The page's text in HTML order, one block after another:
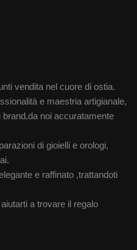
vendita nel cuore di ostia.
e maestria artigianale,
noi accuratamente
di gioielli e orologi,
e raffinato ,trattandoti
a trovare il regalo